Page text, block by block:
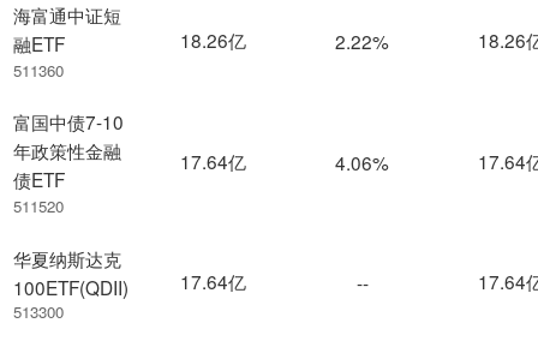
海富通中证短
融ETF
511360
富国中债7-10
年政策性金融
债ETF
511520
华夏纳斯达克
100ETF(QDII)
513300
18.26亿 2.22% 18.26
17.64亿 4.06% 17.64
17.64亿 -- 17.64